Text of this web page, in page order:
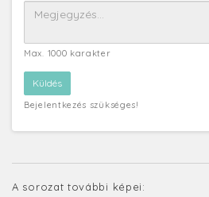
Max. 1000 karakter
Bejelentkezés szükséges!
A sorozat további képei: